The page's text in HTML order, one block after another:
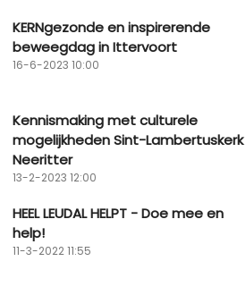
KERNgezonde en inspirerende
beweegdag in Ittervoort
16-6-2023 10:00
Kennismaking met culturele
mogelijkheden Sint-Lambertuskerk
Neeritter
13-2-2023 12:00
HEEL LEUDAL HELPT - Doe mee en
help!
11-3-2022 11:55